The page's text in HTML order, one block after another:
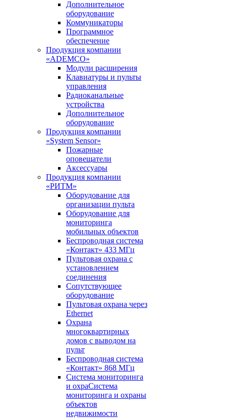
Дополнительное
оборудование
Коммуникаторы
Программное
обеспечение
Продукция компании
«ADEMCO»
Модули расширения
Клавиатуры и пульты
управления
Радиоканальные
устройства
Дополнительное
оборудование
Продукция компании
«System Sensor»
Пожарные
оповещатели
Аксессуары
Продукция компании
«РИТМ»
Оборудование для
организации пульта
Оборудование для
мониторинга
мобильных объектов
Беспроводная система
«Контакт» 433 МГц
Пультовая охрана с
установлением
соединения
Сопутствующее
оборудование
Пультовая охрана через
Ethernet
Охрана
многоквартирных
домов с выводом на
пульт
Беспроводная система
«Контакт» 868 МГц
Система мониторинга
и охраСистема
мониторинга и охраны
объектов
недвижимости